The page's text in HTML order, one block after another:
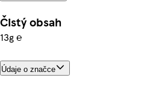
Čistý obsah
13g ℮
Údaje o značce